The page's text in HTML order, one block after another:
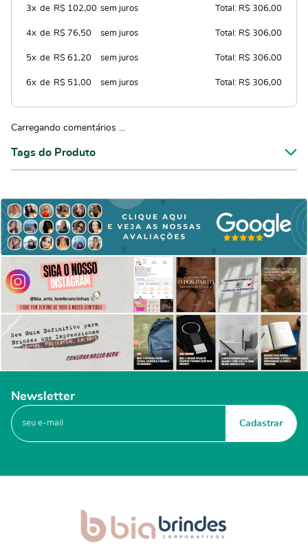
3x de R$ 102,00 sem juros Total: R$ 306,00
4x de R$ 76,50 sem juros Total: R$ 306,00
5x de R$ 61,20 sem juros Total: R$ 306,00
6x de R$ 51,00 sem juros Total: R$ 306,00
Carregando comentários ...
Tags do Produto
Newsletter
Cadastrar